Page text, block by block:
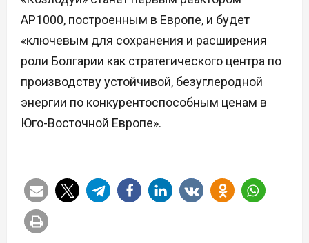
AP1000, построенным в Европе, и будет
«ключевым для сохранения и расширения
роли Болгарии как стратегического центра по
производству устойчивой, безуглеродной
энергии по конкурентоспособным ценам в
Юго-Восточной Европе».